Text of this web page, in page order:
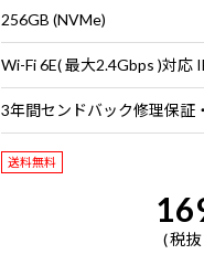
256GB (NVMe)
送料無料
税抜